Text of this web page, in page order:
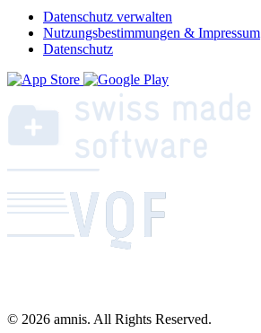
Datenschutz verwalten
Nutzungsbestimmungen & Impressum
Datenschutz
© 2026 amnis. All Rights Reserved.